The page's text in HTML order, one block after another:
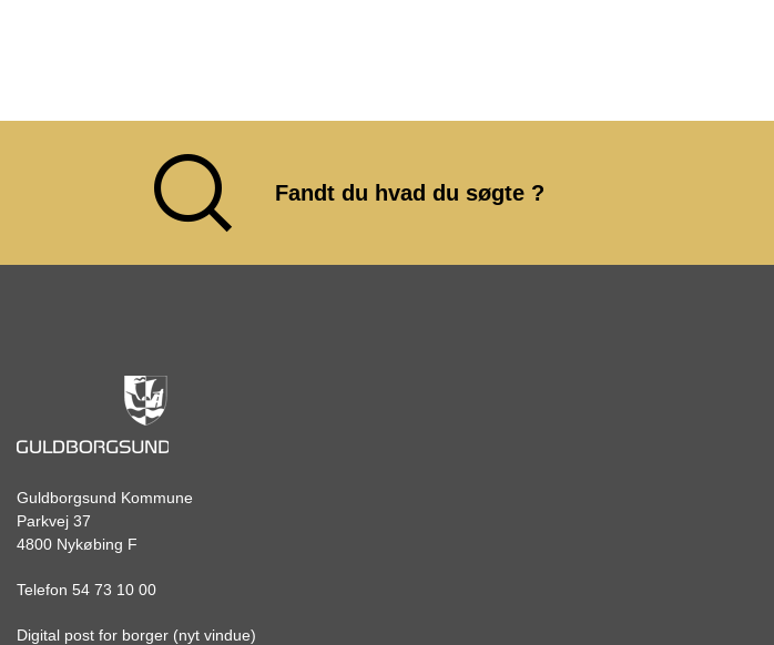
Fandt du hvad du søgte ?
Guldborgsund Kommune
Parkvej 37
4800 Nykøbing F
Telefon 54 73 10 00
Digital post for borger (nyt vindue)